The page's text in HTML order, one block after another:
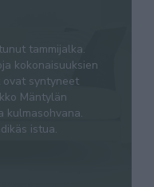
Mäntylän kanssa.
Klassinen
tammijalka.
kokonaisuuksien
ovat syntyneet
Mäntylän
kulmasohvana.
istua.